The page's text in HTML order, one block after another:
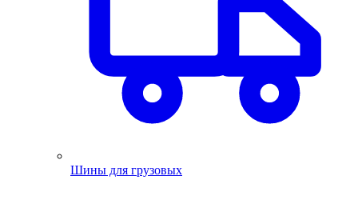
Шины для грузовых